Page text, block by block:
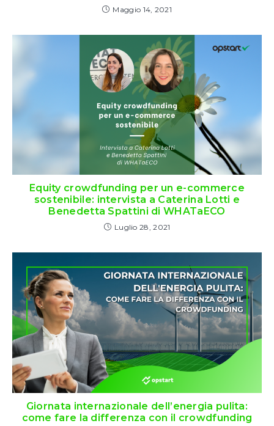
Maggio 14, 2021
Equity crowdfunding per un e-commerce
sostenibile: intervista a Caterina Lotti e
Benedetta Spattini di WHATaECO
Luglio 28, 2021
Giornata internazionale dell’energia pulita:
come fare la differenza con il crowdfunding